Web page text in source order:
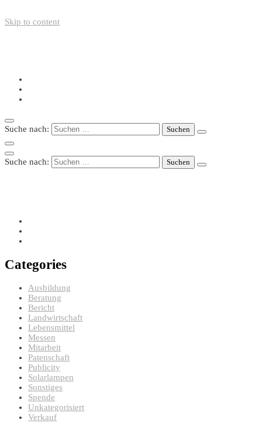
Skip to content
Suche nach:
Suche nach:
Categories
Ausbildung
Beratung
Bericht
Landwirtschaft
Lebensmittel
Messen
Mitarbeit
Patenschaft
Publicity
Solarlampen
Sonstiges
Spende
Unkategorisiert
Verkauf